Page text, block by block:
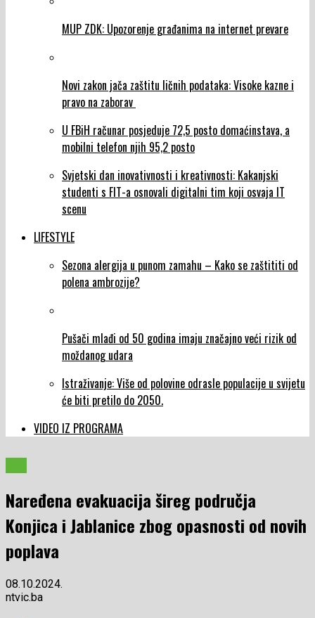
MUP ZDK: Upozorenje građanima na internet prevare
Novi zakon jača zaštitu ličnih podataka: Visoke kazne i
pravo na zaborav
U FBiH računar posjeduje 72,5 posto domaćinstava, a
mobilni telefon njih 95,2 posto
Svjetski dan inovativnosti i kreativnosti: Kakanjski
studenti s FIT-a osnovali digitalni tim koji osvaja IT
scenu
LIFESTYLE
Sezona alergija u punom zamahu – Kako se zaštititi od
polena ambrozije?
Pušači mlađi od 50 godina imaju značajno veći rizik od
moždanog udara
Istraživanje: Više od polovine odrasle populacije u svijetu
će biti pretilo do 2050.
VIDEO IZ PROGRAMA
Naređena evakuacija šireg područja
Konjica i Jablanice zbog opasnosti od novih
poplava
08.10.2024.
ntvic.ba